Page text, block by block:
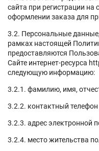
сайта при регистрации на
оформлении заказа для
3.2. Персональные
рамках настоящей
предоставляются
Сайте интернет-ресурса
следующую информацию:
3.2.1. фамилию, имя,
3.2.2. контактный
3.2.3. адрес электронной
3.2.4. место жительства